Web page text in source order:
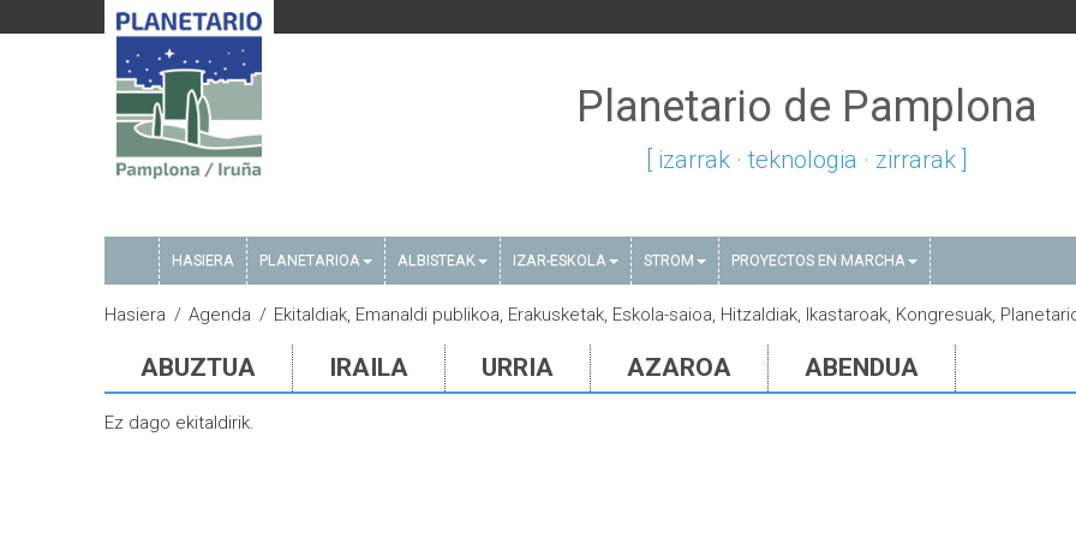
Planetario de Pamplona
[ izarrak · teknologia · zirrarak ]
HASIERA PLANETARIOA ALBISTEAK IZAR-ESKOLA STROM PROYECTOS EN MARCHA
Hasiera Agenda Ekitaldiak, Emanaldi publikoa, Erakusketak, Eskola-saioa, Hitzaldiak, Ikastaroak, Kongresuak,
ABUZTUA IRAILA URRIA AZAROA ABENDUA
Ez dago ekitaldirik.